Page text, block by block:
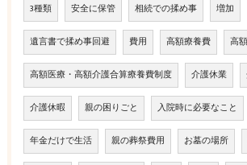
3種類 安全に保管 相続での揉め事 増加
遺言書で揉め事回避 費用 高額療養費 高
高額医療・高額介護合算療養費制度 介護休業
介護休暇 親の困りごと 入院時に必要なこと
年金だけで生活 親の葬祭費用 お墓の場所